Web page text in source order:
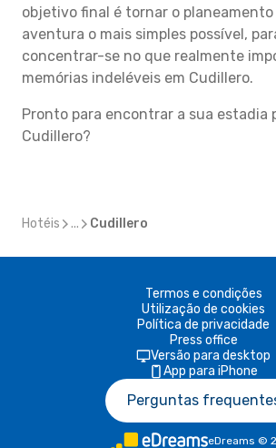
objetivo final é tornar o planeamento
aventura o mais simples possível,
concentrar-se no que realmente
memórias indeléveis em Cudillero.
Pronto para encontrar a sua estadia
Cudillero?
Hotéis ... Cudillero
Termos e condições
Utilização de cookies
Política de privacidade
Press office
Versão para desktop
App para iPhone
Perguntas
eDreams ©